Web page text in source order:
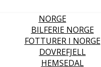
NORGE
BILFERIE NORGE
FOTTURER I NORGE
DOVREFJELL
HEMSEDAL